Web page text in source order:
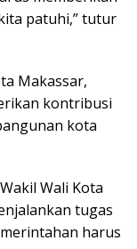
patuhi,” tutur
Makassar,
kontribusi
kota
Wali Kota
tugas
harus